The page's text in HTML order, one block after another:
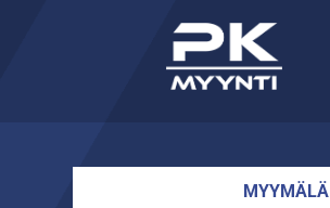
MYYMÄLÄ